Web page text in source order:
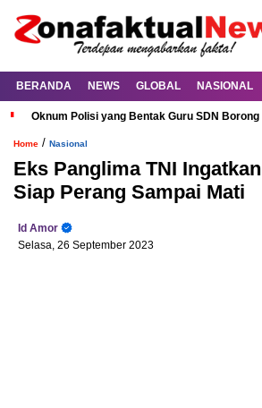
BERANDA NEWS GLOBAL NASIONAL
Oknum Polisi yang Bentak Guru SDN
Home / Nasional
Eks Panglima TNI
Siap Perang Sampai Mati
Id Amor
Selasa, 26 September 2023